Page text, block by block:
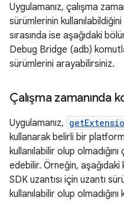
Uygulamanız, çalışma
sürümlerinin
sırasında ise aşağıdaki
Debug Bridge (adb)
sürümlerini arayabilirsiniz.
Çalışma zamanında
Uygulamanız,
kullanarak belirli bir
kullanılabilir olup
edebilir. Örneğin,
SDK uzantısı için uzantı
kullanılabilir olup